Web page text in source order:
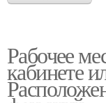
Рабочее
кабинете